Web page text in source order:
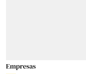
Empresas